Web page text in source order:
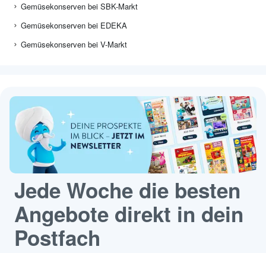
Gemüsekonserven bei SBK-Markt
Gemüsekonserven bei EDEKA
Gemüsekonserven bei V-Markt
Jede Woche die besten
Angebote direkt in dein
Postfach